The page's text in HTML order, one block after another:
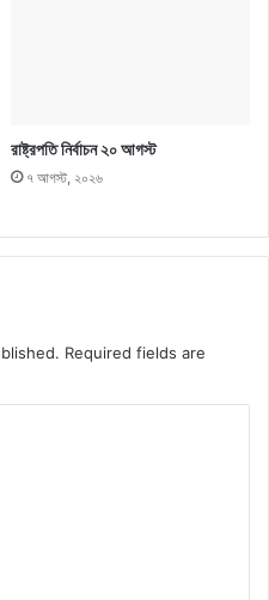
রাষ্ট্রপতি নির্বাচন ২০ আগস্ট
৭ আগস্ট, ২০২৬
Required fields are